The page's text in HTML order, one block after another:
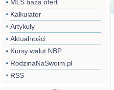
MLS baza ofert
Kalkulator
Artykuły
Aktualności
Kursy walut NBP
RodzinaNaSwoim.pl
RSS